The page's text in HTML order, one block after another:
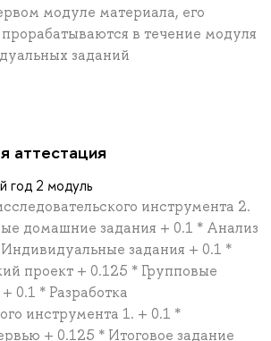
модуле материала, его
в течение модуля
заданий
аттестация
год 2 модуль
инструмента 2.
домашние задания + 0.1 * Анализ
задания + 0.1 *
проект + 0.125 * Групповые
0.1 * Разработка
инструмента 1. + 0.1 *
+ 0.125 * Итоговое задание